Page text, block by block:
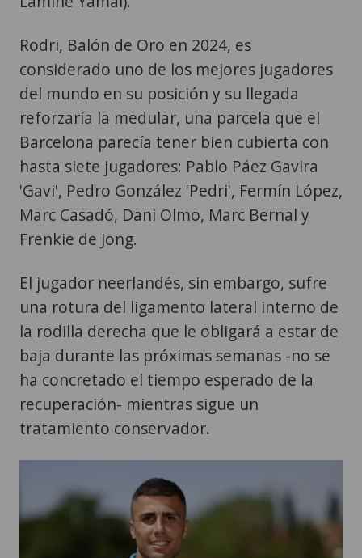
Rodri, Balón de Oro en 2024, es
considerado uno de los mejores jugadores
del mundo en su posición y su llegada
reforzaría la medular, una parcela que el
Barcelona parecía tener bien cubierta con
hasta siete jugadores: Pablo Páez Gavira
'Gavi', Pedro González 'Pedri', Fermín López,
Marc Casadó, Dani Olmo, Marc Bernal y
Frenkie de Jong.
El jugador neerlandés, sin embargo, sufre
una rotura del ligamento lateral interno de
la rodilla derecha que le obligará a estar de
baja durante las próximas semanas -no se
ha concretado el tiempo esperado de la
recuperación- mientras sigue un
tratamiento conservador.